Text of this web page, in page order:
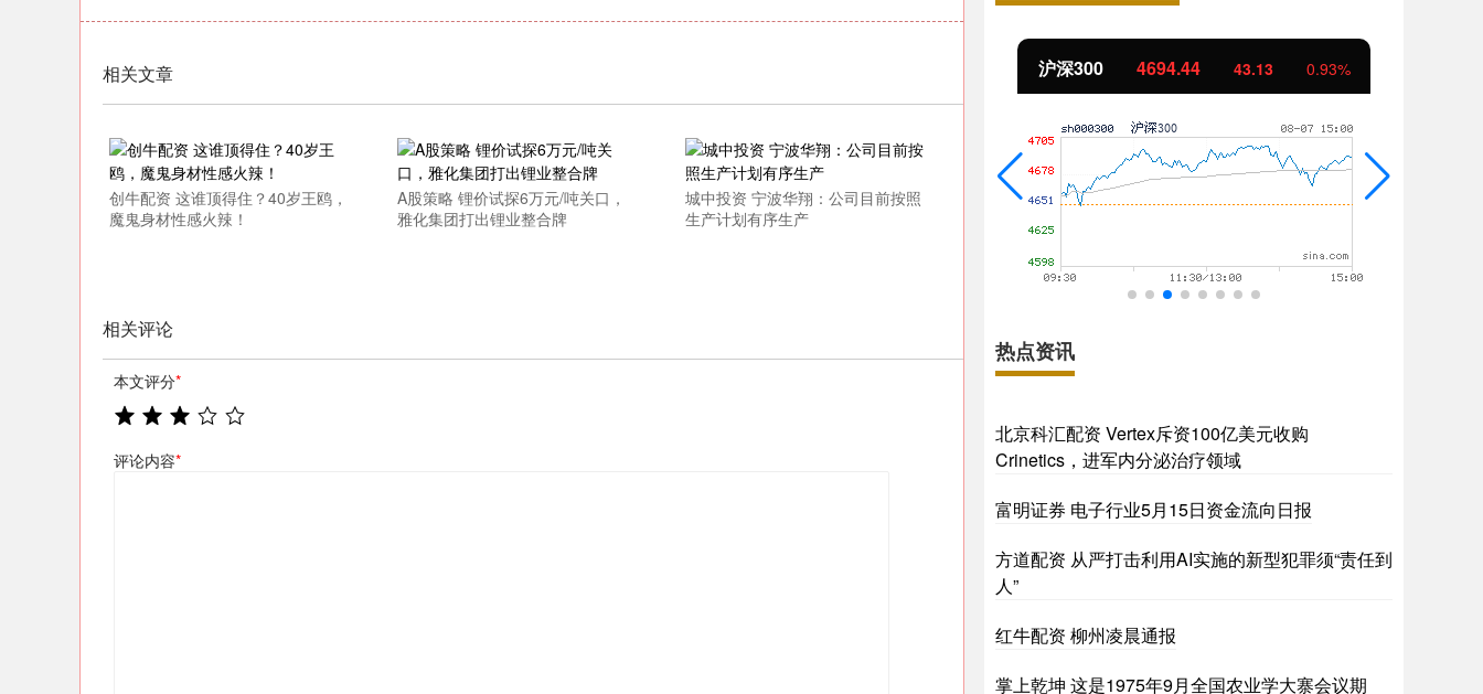
相关文章
创牛配资 这谁顶得住？40岁王鸥，
魔鬼身材性感火辣！
A股策略 锂价试探6万元/吨关口，
雅化集团打出锂业整合牌
城中投资 宁波华翔：公司目前按照
生产计划有序生产
相关评论
本文评分*
评论内容*
沪深300 4694.44 43.13 0.93%
热点资讯
北京科汇配资 Vertex斥资100亿美元收购
Crinetics，进军内分泌治疗领域
富明证券 电子行业5月15日资金流向日报
方道配资 从严打击利用AI实施的新型犯罪须“责任到
人”
红牛配资 柳州凌晨通报
掌上乾坤 这是1975年9月全国农业学大寨会议期